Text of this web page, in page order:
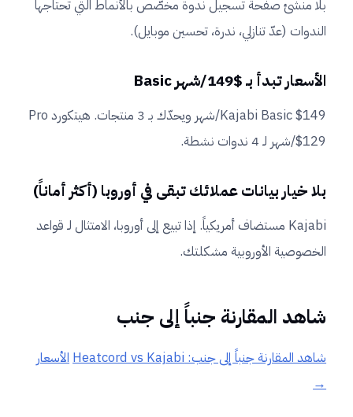
بلا منشئ صفحة تسجيل ندوة مخصّص بالأنماط التي تحتاجها
الندوات (عدّ تنازلي، ندرة، تحسين موبايل).
الأسعار تبدأ بـ $149/شهر Basic
Kajabi Basic $149/شهر ويحدّك بـ 3 منتجات. هيتكورد Pro
$129/شهر لـ 4 ندوات نشطة.
بلا خيار بيانات عملائك تبقى في أوروبا (أكثر أماناً)
Kajabi مستضاف أمريكياً. إذا تبيع إلى أوروبا، الامتثال لـ قواعد
الخصوصية الأوروبية مشكلتك.
شاهد المقارنة جنباً إلى جنب
شاهد المقارنة جنباً إلى جنب: Heatcord vs Kajabi
الأسعار
→